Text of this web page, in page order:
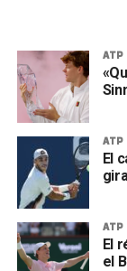
ATP
ATP
El
ATP
El
el